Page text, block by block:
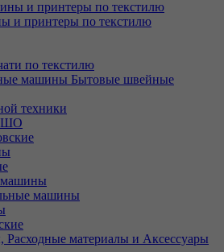
и принтеры по текстилю
по текстилю
Бытовые швейные
техники
машины
машины